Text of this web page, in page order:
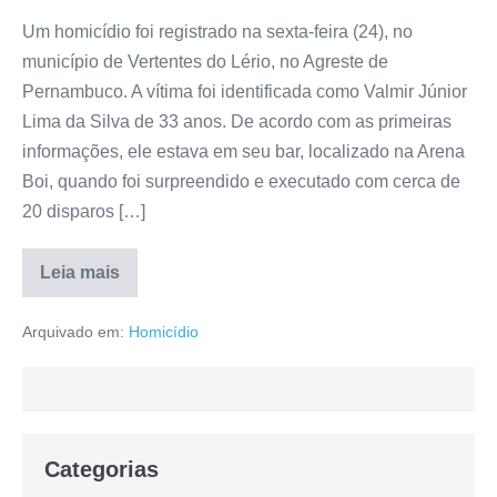
Um homicídio foi registrado na sexta-feira (24), no
município de Vertentes do Lério, no Agreste de
Pernambuco. A vítima foi identificada como Valmir Júnior
Lima da Silva de 33 anos. De acordo com as primeiras
informações, ele estava em seu bar, localizado na Arena
Boi, quando foi surpreendido e executado com cerca de
20 disparos […]
Leia mais
Arquivado em: Homicídio
Categorias